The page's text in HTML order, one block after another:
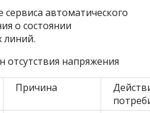
автоматического
о состоянии
линий.
отсутствия напряжения
Причина